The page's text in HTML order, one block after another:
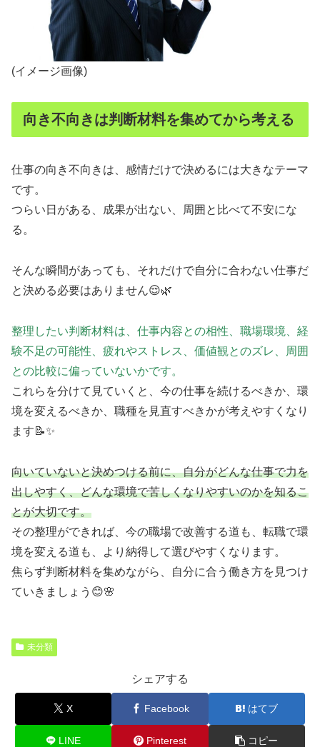
(イメージ画像)
向き不向きは判断材料を集めてから考える
仕事の向き不向きは、感情だけで決めるには大きなテーマ
です。
つらい日がある、成果が出ない、周囲と比べて不安にな
る。
そんな瞬間があっても、それだけで自分に合わない仕事だ
と決める必要はありません😌🌿
整理したい判断材料は、仕事内容との相性、職場環境、経
験不足の可能性、疲れやストレス、価値観とのズレ、周囲
との比較に偏っていないかです。
これらを分けて見ていくと、今の仕事を続けるべきか、環
境を変えるべきか、職種を見直すべきかが考えやすくなり
ます📝✨
向いていないと決めつける前に、自分がどんな仕事で力を
出しやすく、どんな環境で苦しくなりやすいのかを知るこ
とが大切です。
その整理ができれば、今の職場で改善する道も、転職で環
境を変える道も、より納得して選びやすくなります。
焦らず判断材料を集めながら、自分に合う働き方を見つけ
ていきましょう😊🌸
未分類
シェアする
X Facebook はてブ
LINE Pinterest コピー